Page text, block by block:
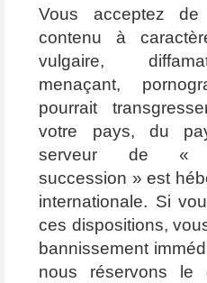
Vous acceptez
contenu à
vulgaire,
menaçant,
pourrait
votre pays, du
serveur de «
succession » est
internationale. Si
ces dispositions,
bannissement
nous réservons le